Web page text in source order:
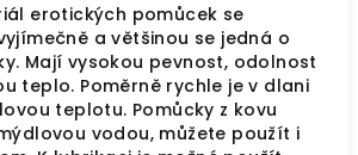
erotických pomůcek se
a většinou se jedná o
Mají vysokou pevnost, odolnost
teplo. Poměrně rychle je v dlani
teplotu. Pomůcky z kovu
vodou, můžete použít i